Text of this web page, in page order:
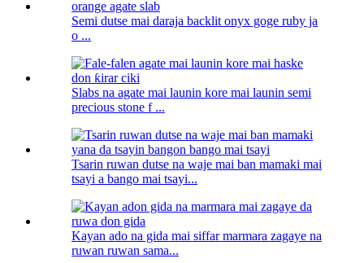
Semi dutse mai daraja backlit onyx goge ruby ​​ja
o ...
Slabs na agate mai launin kore mai launin semi
precious stone f ...
Tsarin ruwan dutse na waje mai ban mamaki mai
tsayi a bango mai tsayi...
Kayan ado na gida mai siffar marmara zagaye na
ruwan ruwan sama...